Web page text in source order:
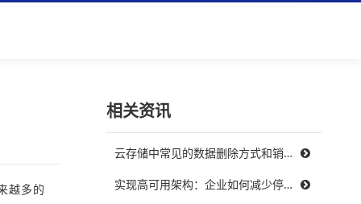
越多的
相关资讯
云存储中常见的数据删除方式和销毁策略
实现高可用架构：企业如何减少停机时间，提升业务连续性